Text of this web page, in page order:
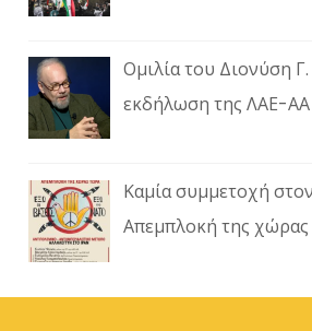
Ομιλία του Διονύση
εκδήλωση της ΛΑΕ-ΑΑ
Καμία συμμετοχή
Απεμπλοκή της